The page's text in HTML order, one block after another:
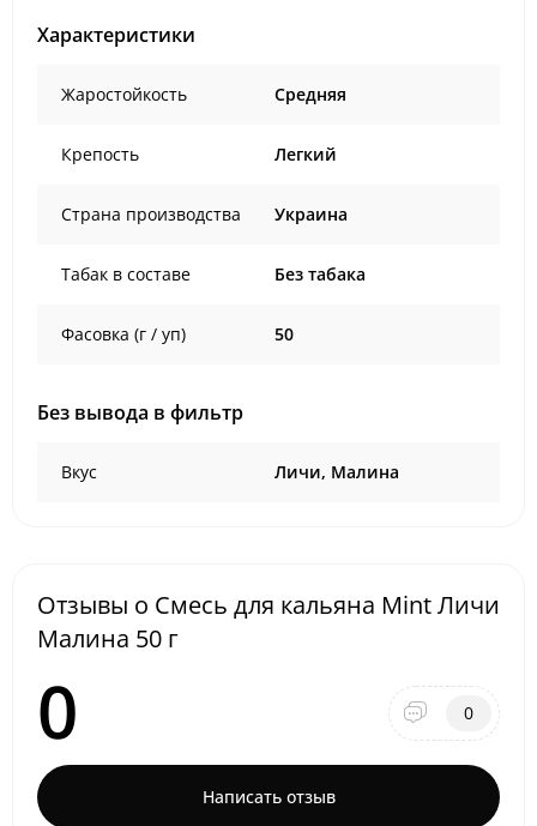
Характеристики
Жаростойкость Средняя
Крепость Легкий
Страна производства Украина
Табак в составе Без табака
Фасовка (г / уп) 50
Без вывода в фильтр
Вкус Личи, Малина
Отзывы о Смесь для кальяна Mint Личи
Малина 50 г
0 0
Написать отзыв